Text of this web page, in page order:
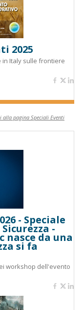
2025
in Italy sulle frontiere
alla pagina Speciali Eventi
- Speciale
-
nasce da una
si fa
workshop dell'evento